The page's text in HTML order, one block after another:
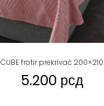
CUBE frotir prekrivač 200×210
5.200 рсд